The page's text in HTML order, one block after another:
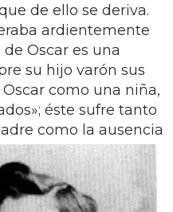
de ello se deriva.
ardientemente
Oscar es una
su hijo varón sus
como una niña,
éste sufre tanto
como la ausencia